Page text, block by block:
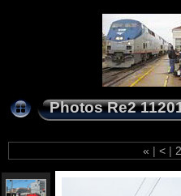
Photos Re2
« | < |